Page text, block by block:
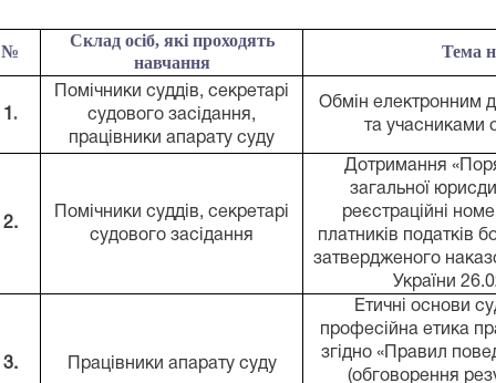
№
Склад осіб, які проходять
навчання
Тема
.
Помічники суддів,секретарі
судового засідання,
працівники апарату суду
Обмін електронним
та учасниками
2.
Помічники суддів,секретарі
судового засідання
Дотримання
загальної
реєстраційні
платників податків
затвердженого
України
3. Працівники апарату суду
Етичні основи
професійна етика
згідно «Правил
(обговорення